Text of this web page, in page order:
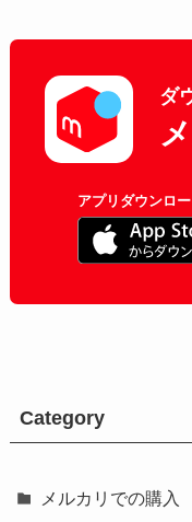
ダ
アプリダウンロ
Category
メルカリでの購入